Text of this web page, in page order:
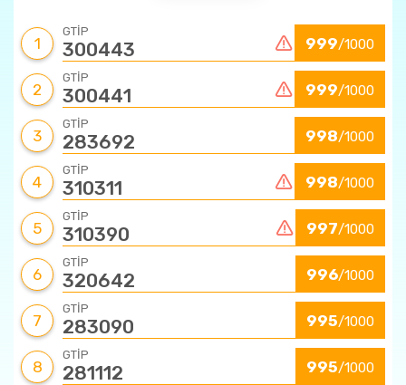
1
GTİP
300443 999/1000
2
GTİP
300441 999/1000
3
GTİP
283692 998/1000
4
GTİP
310311 998/1000
5
GTİP
310390 997/1000
6
GTİP
320642 996/1000
7
GTİP
283090 995/1000
8
GTİP
281112 995/1000